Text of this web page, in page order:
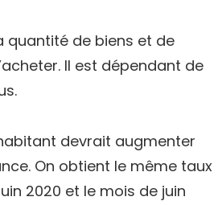
quantité de biens et de
Il est dépendant de
devrait augmenter
On obtient le même taux
2020 et le mois de juin